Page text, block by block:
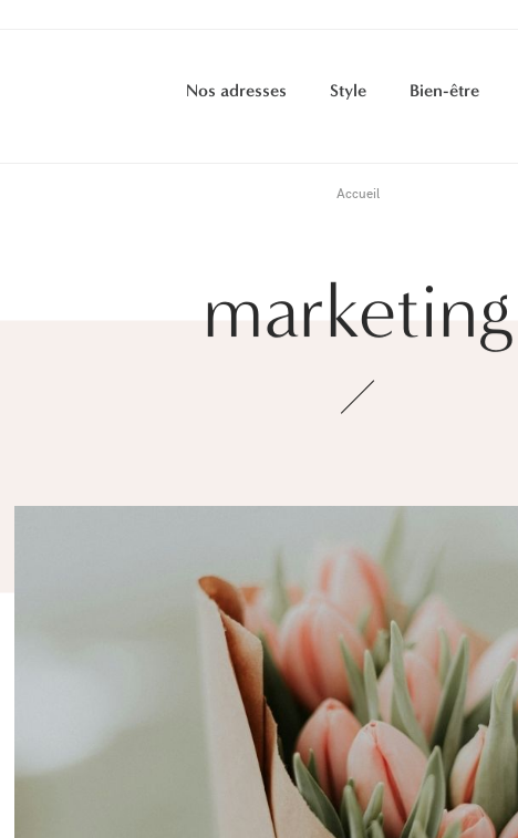
Nos adresses Style Bien-être
Accueil
marketing